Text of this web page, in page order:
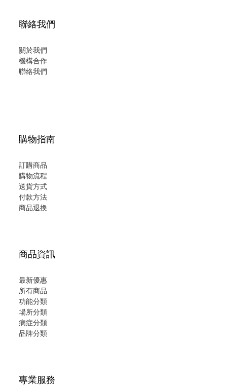
聯絡我們
關於我們
機構合作
聯絡我們
購物指南
訂購商品
購物流程
送貨方式
付款方法
商品退換
商品資訊
最新優惠
所有商品
功能分類
場所分類
病症分類
品牌分類
專業服務